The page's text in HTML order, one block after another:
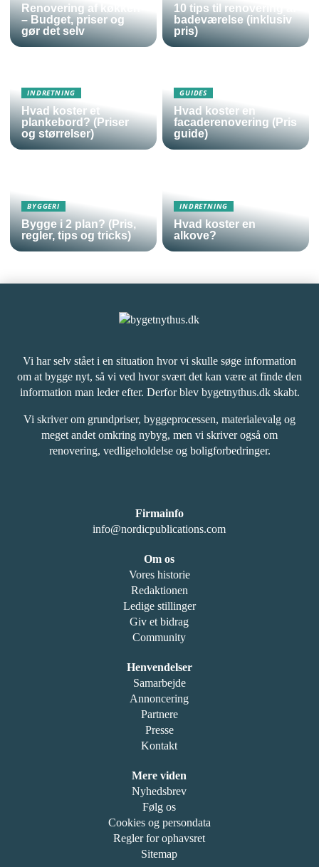
Renovering af køkken
– Budget, priser og
gør det selv
10 tips til renovering af
badeværelse (inklusiv
pris)
INDRETNING
Hvad koster et
plankebord? (Priser
og størrelser)
GUIDES
Hvad koster en
facaderenovering (Pris
guide)
BYGGERI
Bygge i 2 plan? (Pris,
regler, tips og tricks)
INDRETNING
Hvad koster en
alkove?
Vi har selv stået i en situation hvor vi skulle søge information
om at bygge nyt, så vi ved hvor svært det kan være at finde den
information man leder efter. Derfor blev bygetnythus.dk skabt.
Vi skriver om grundpriser, byggeprocessen, materialevalg og
meget andet omkring nybyg, men vi skriver også om
renovering, vedligeholdelse og boligforbedringer.
Firmainfo
info@nordicpublications.com
Om os
Vores historie
Redaktionen
Ledige stillinger
Giv et bidrag
Community
Henvendelser
Samarbejde
Annoncering
Partnere
Presse
Kontakt
Mere viden
Nyhedsbrev
Følg os
Cookies og persondata
Regler for ophavsret
Sitemap